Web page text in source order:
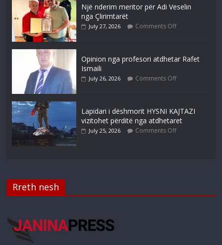
Një nderim meritor për Adi Veselin
nga Çlirimtarët
July 27, 2026 Comments Off
Opinion nga profesori atdhetar Rafet
Ismaili
July 26, 2026 Comments Off
Lapidari i dëshmorit HYSNI KAJTAZI
vizitohet përditë nga atdhetaret
July 25, 2026 Comments Off
Rreth nesh